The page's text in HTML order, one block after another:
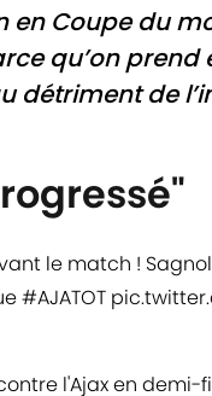
en Coupe du
qu’on prend
détriment de
le match !
#AJATOT
l'Ajax en demi-